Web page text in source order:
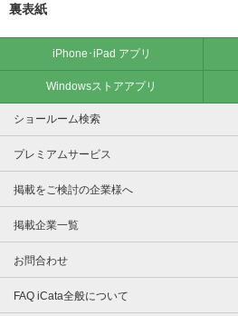
裏表紙
iPhone･iPad アプリ
Windowsストアアプリ
ショールーム検索
プレミアムサービス
掲載をご検討の企業様へ
掲載企業一覧
お問合わせ
FAQ iCata全般について